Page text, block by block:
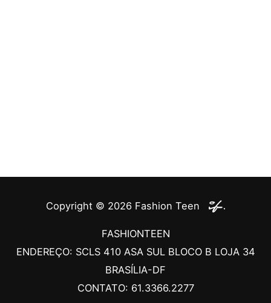
Copyright © 2026 Fashion Teen
FASHIONTEEN
ENDEREÇO: SCLS 410 ASA SUL BLOCO B LOJA 34
BRASÍLIA-DF
CONTATO: 61.3366.2277